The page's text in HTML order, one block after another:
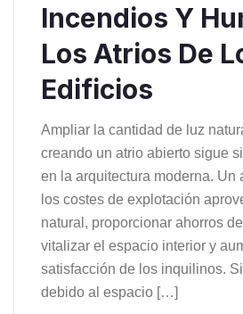
Incendios Y
Los Atrios De
Edificios
Ampliar la cantidad de luz
creando un atrio abierto sigue
en la arquitectura moderna. Un
los costes de explotación
natural, proporcionar ahorros
vitalizar el espacio interior y
satisfacción de los inquilinos.
debido al espacio […]